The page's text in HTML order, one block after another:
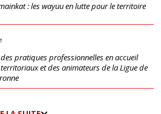
: les wayuu en lutte pour le territoire
pratiques professionnelles en accueil
et des animateurs de la Ligue de